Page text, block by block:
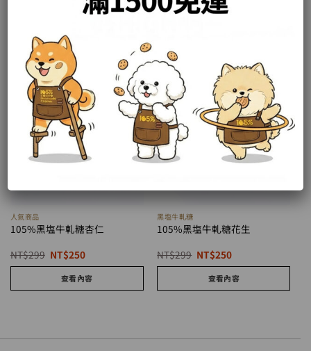
格：
NT$400。
350目
前
加入購物車
NT$400 原
始
NT$350
已售完
人氣商品
105%黑塩牛軋糖杏仁
NT$299 原
始
價
格：
NT$299。
NT$250目
前
價
格：
NT$250。
查看內容
已售完
黑塩牛軋糖
105%黑塩牛軋糖花生
NT$299 原
始
價
格：
NT$299。
NT$250目
價
格：
NT$250。
查看內容